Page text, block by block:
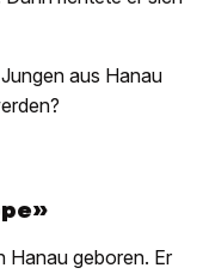
aus Hanau
Hanau geboren. Er